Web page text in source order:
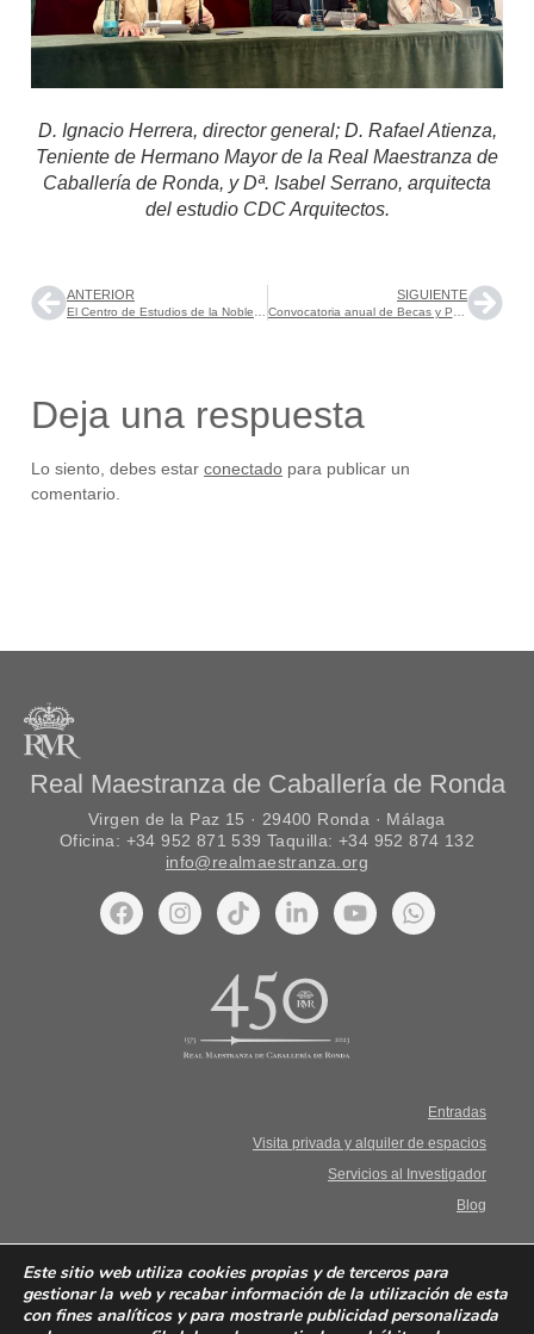
D. Ignacio Herrera, director general; D. Rafael Atienza,
Teniente de Hermano Mayor de la Real Maestranza de
Caballería de Ronda, y Dª. Isabel Serrano, arquitecta
del estudio CDC Arquitectos.
ANTERIOR SIGUIENTE
Deja una respuesta
Lo siento, debes estar conectado para publicar un
comentario.
Real Maestranza de Caballería de Ronda
Virgen de la Paz 15 · 29400 Ronda · Málaga
Oficina: +34 952 871 539 Taquilla: +34 952 874 132
info@realmaestranza.org
Entradas
Visita privada y alquiler de espacios
Servicios al Investigador
Blog
Política de privacidad
Este sitio web utiliza cookies propias y de terceros para
gestionar la web y recabar información de la utilización de esta
con fines analíticos y para mostrarle publicidad personalizada